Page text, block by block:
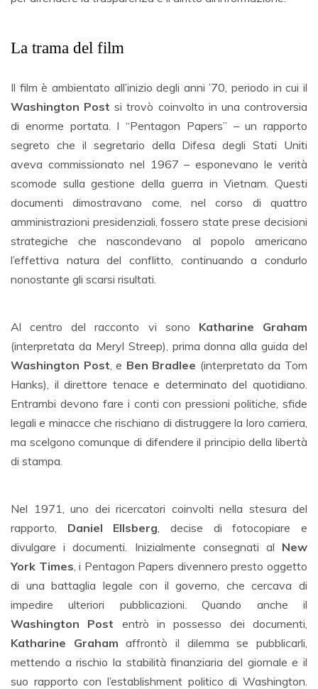
La trama del film
Il film è ambientato all’inizio degli anni ’70, periodo in cui il
Washington Post si trovò coinvolto in una controversia
di enorme portata. I “Pentagon Papers” – un rapporto
segreto che il segretario della Difesa degli Stati Uniti
aveva commissionato nel 1967 – esponevano le verità
scomode sulla gestione della guerra in Vietnam. Questi
documenti dimostravano come, nel corso di quattro
amministrazioni presidenziali, fossero state prese decisioni
strategiche che nascondevano al popolo americano
l’effettiva natura del conflitto, continuando a condurlo
nonostante gli scarsi risultati.
Al centro del racconto vi sono Katharine Graham
(interpretata da Meryl Streep), prima donna alla guida del
Washington Post , e Ben Bradlee (interpretato da Tom
Hanks), il direttore tenace e determinato del quotidiano.
Entrambi devono fare i conti con pressioni politiche, sfide
legali e minacce che rischiano di distruggere la loro carriera,
ma scelgono comunque di difendere il principio della libertà
di stampa.
Nel 1971, uno dei ricercatori coinvolti nella stesura del
rapporto, Daniel Ellsberg , decise di fotocopiare e
divulgare i documenti. Inizialmente consegnati al New
York Times , i Pentagon Papers divennero presto oggetto
di una battaglia legale con il governo, che cercava di
impedire ulteriori pubblicazioni. Quando anche il
Washington Post entrò in possesso dei documenti,
Katharine Graham affrontò il dilemma se pubblicarli,
mettendo a rischio la stabilità finanziaria del giornale e il
suo rapporto con l’establishment politico di Washington.